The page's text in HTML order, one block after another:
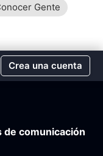
Gente
Crea una cuenta
de comunicación